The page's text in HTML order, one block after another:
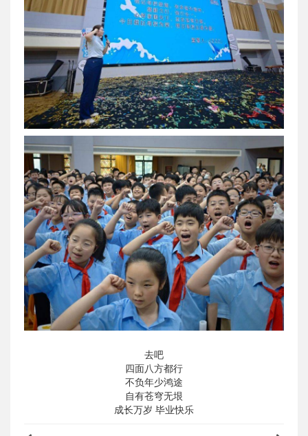
去吧
四面八方都行
不负年少鸿途
自有苍穹无垠
成长万岁 毕业快乐